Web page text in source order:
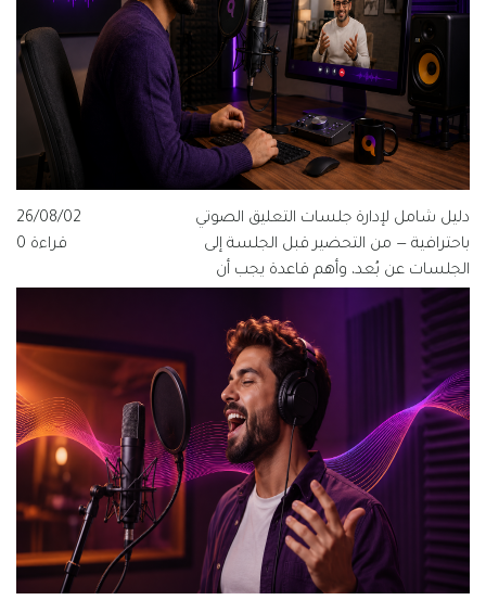
دليل شامل لإدارة جلسات التعليق الصوتي
باحترافية — من التحضير قبل الجلسة إلى
الجلسات عن بُعد، وأهم قاعدة يجب أن
يعرفها كل مخرج ومنتج وفنان صوت.
26/08/02
قراءة 0